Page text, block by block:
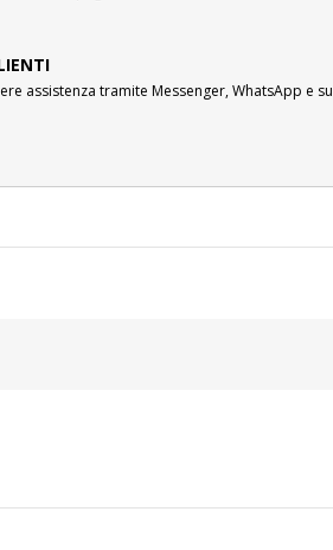
assistenza tramite Messenger, WhatsApp e su